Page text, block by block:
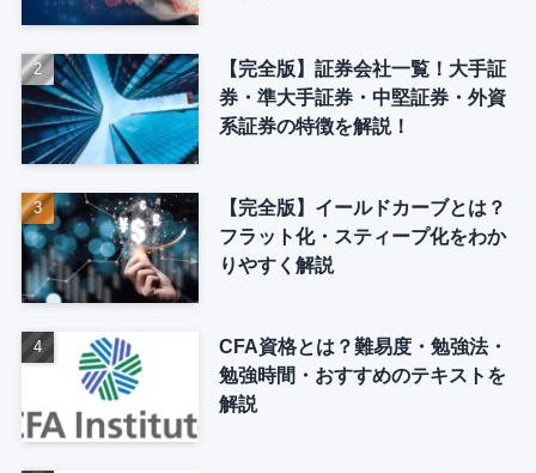
【完全版】証券会社一覧！大手証
券・準大手証券・中堅証券・外資
系証券の特徴を解説！
【完全版】イールドカーブとは？
フラット化・スティープ化をわか
りやすく解説
CFA資格とは？難易度・勉強法・
勉強時間・おすすめのテキストを
解説